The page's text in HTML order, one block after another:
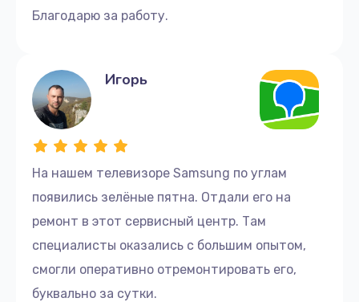
Благодарю за работу.
На нашем телевизоре Samsung по углам
появились зелёные пятна. Отдали его на
ремонт в этот сервисный центр. Там
специалисты оказались с большим опытом,
смогли оперативно отремонтировать его,
буквально за сутки.
Игорь